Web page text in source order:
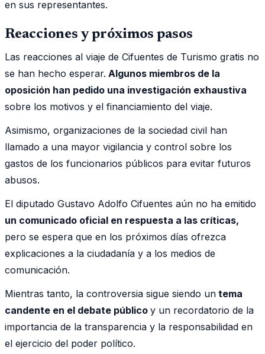
en sus representantes.
Reacciones y próximos pasos
Las reacciones al viaje de Cifuentes de Turismo gratis no
se han hecho esperar. Algunos miembros de la
oposición han pedido una investigación exhaustiva
sobre los motivos y el financiamiento del viaje.
Asimismo, organizaciones de la sociedad civil han
llamado a una mayor vigilancia y control sobre los
gastos de los funcionarios públicos para evitar futuros
abusos.
El diputado Gustavo Adolfo Cifuentes aún no ha emitido
un comunicado oficial en respuesta a las críticas,
pero se espera que en los próximos días ofrezca
explicaciones a la ciudadanía y a los medios de
comunicación.
Mientras tanto, la controversia sigue siendo un tema
candente en el debate público y un recordatorio de la
importancia de la transparencia y la responsabilidad en
el ejercicio del poder político.